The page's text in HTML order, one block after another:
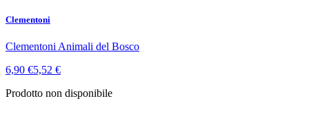
Clementoni
Clementoni Animali del Bosco
6,90 €5,52 €
Prodotto non disponibile